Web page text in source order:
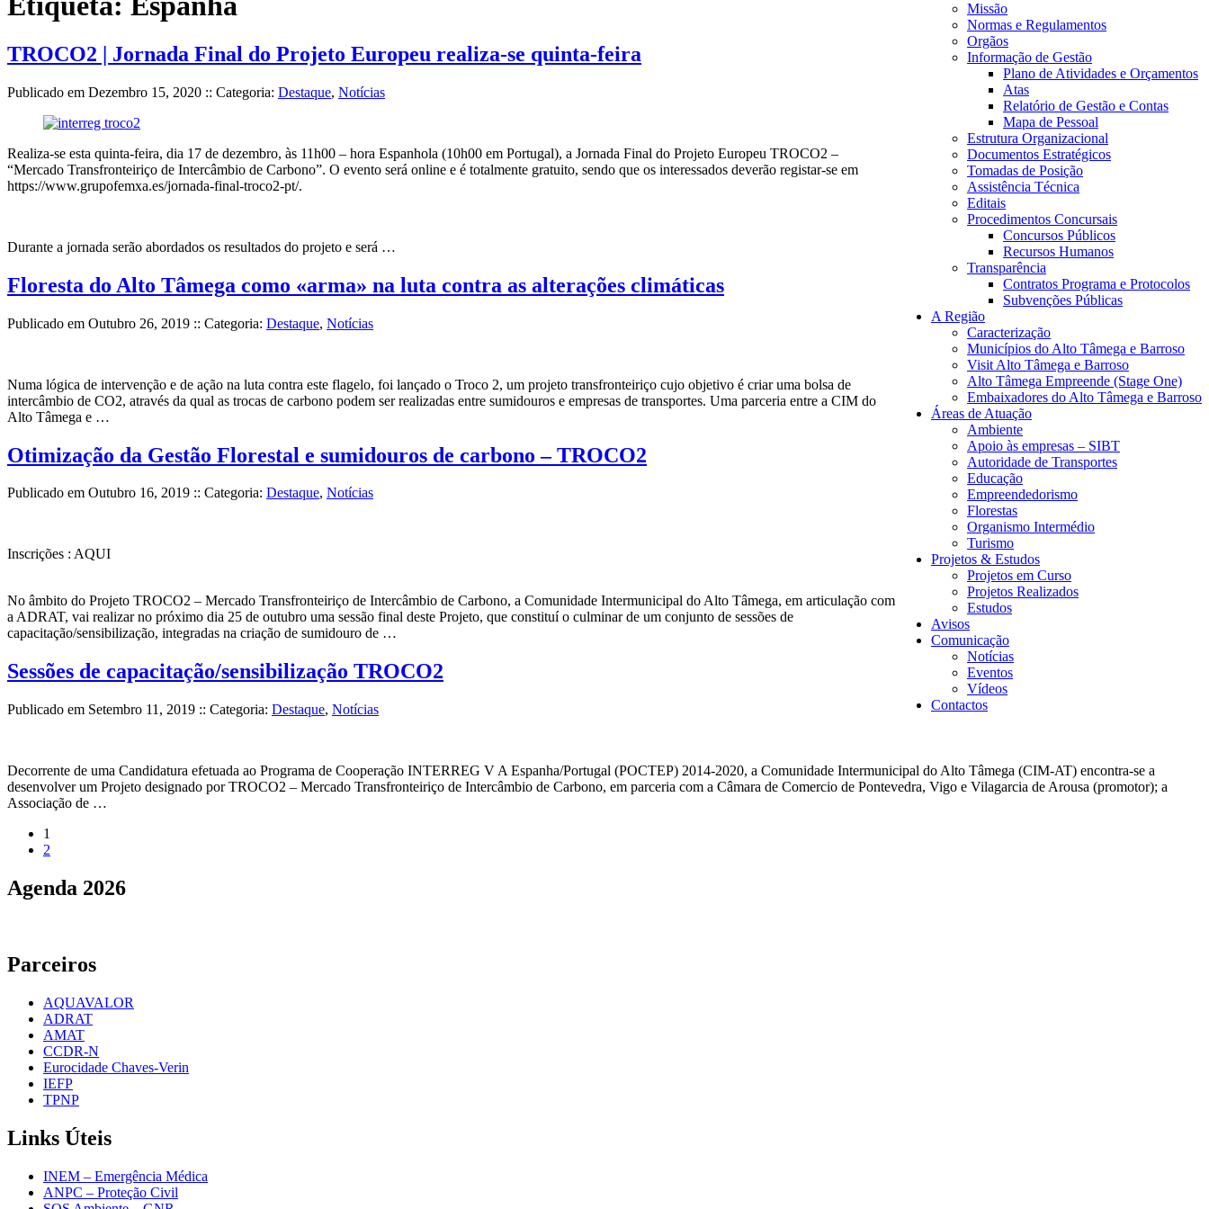
Missão
Normas e Regulamentos
Orgãos
Informação de Gestão
Plano de Atividades e Orçamentos
Atas
Relatório de Gestão e Contas
Mapa de Pessoal
Estrutura Organizacional
Documentos Estratégicos
Tomadas de Posição
Assistência Técnica
Editais
Procedimentos Concursais
Concursos Públicos
Recursos Humanos
Transparência
Contratos Programa e Protocolos
Subvenções Públicas
A Região
Caracterização
Municípios do Alto Tâmega e Barroso
Visit Alto Tâmega e Barroso
Alto Tâmega Empreende (Stage One)
Embaixadores do Alto Tâmega e Barroso
Áreas de Atuação
Ambiente
Apoio às empresas – SIBT
Autoridade de Transportes
Educação
Empreendedorismo
Florestas
Organismo Intermédio
Turismo
Projetos & Estudos
Projetos em Curso
Projetos Realizados
Estudos
Avisos
Comunicação
Notícias
Eventos
Vídeos
Contactos
TROCO2 | Jornada Final do Projeto Europeu realiza-se quinta-feira
Publicado em Dezembro 15, 2020 :: Categoria: Destaque, Notícias
Realiza-se esta quinta-feira, dia 17 de dezembro, às 11h00 – hora Espanhola (10h00 em Portugal), a Jornada Final do Projeto Europeu TROCO2 –
“Mercado Transfronteiriço de Intercâmbio de Carbono”. O evento será online e é totalmente gratuito, sendo que os interessados deverão registar-se em
https://www.grupofemxa.es/jornada-final-troco2-pt/.
Durante a jornada serão abordados os resultados do projeto e será …
Floresta do Alto Tâmega como «arma» na luta contra as alterações climáticas
Publicado em Outubro 26, 2019 :: Categoria: Destaque, Notícias
Numa lógica de intervenção e de ação na luta contra este flagelo, foi lançado o Troco 2, um projeto transfronteiriço cujo objetivo é criar uma bolsa de
intercâmbio de CO2, através da qual as trocas de carbono podem ser realizadas entre sumidouros e empresas de transportes. Uma parceria entre a CIM do
Alto Tâmega e …
Otimização da Gestão Florestal e sumidouros de carbono – TROCO2
Publicado em Outubro 16, 2019 :: Categoria: Destaque, Notícias
Inscrições : AQUI
No âmbito do Projeto TROCO2 – Mercado Transfronteiriço de Intercâmbio de Carbono, a Comunidade Intermunicipal do Alto Tâmega, em articulação com
a ADRAT, vai realizar no próximo dia 25 de outubro uma sessão final deste Projeto, que constituí o culminar de um conjunto de sessões de
capacitação/sensibilização, integradas na criação de sumidouro de …
Sessões de capacitação/sensibilização TROCO2
Publicado em Setembro 11, 2019 :: Categoria: Destaque, Notícias
Decorrente de uma Candidatura efetuada ao Programa de Cooperação INTERREG V A Espanha/Portugal (POCTEP) 2014-2020, a Comunidade Intermunicipal do Alto Tâmega (CIM-AT) encontra-se a
desenvolver um Projeto designado por TROCO2 – Mercado Transfronteiriço de Intercâmbio de Carbono, em parceria com a Câmara de Comercio de Pontevedra, Vigo e Vilagarcia de Arousa (promotor); a
Associação de …
1
2
Agenda 2026
Parceiros
AQUAVALOR
ADRAT
AMAT
CCDR-N
Eurocidade Chaves-Verin
IEFP
TPNP
Links Úteis
INEM – Emergência Médica
ANPC – Proteção Civil